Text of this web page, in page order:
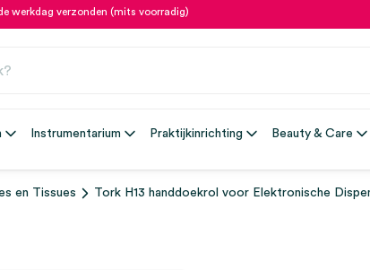
werkdag verzonden (mits voorradig)
Instrumentarium Praktijkinrichting Beauty & Care
en Tissues Tork H13 handdoekrol voor Elektronische